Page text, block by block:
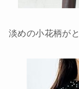
淡めの小花柄が